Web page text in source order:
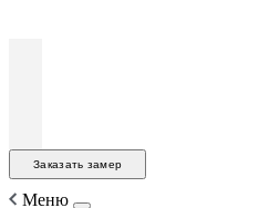
Заказать замер
Меню